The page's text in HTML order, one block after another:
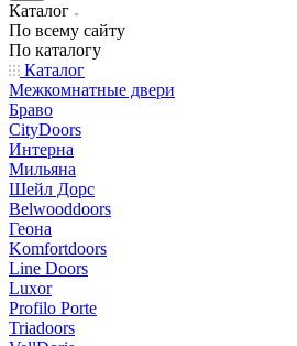
Каталог
По всему сайту
По каталогу
Каталог
Межкомнатные двери
Браво
CityDoors
Интерна
Мильяна
Шейл Дорс
Belwooddoors
Геона
Komfortdoors
Line Doors
Luxor
Profilo Porte
Triadoors